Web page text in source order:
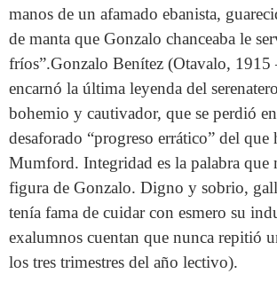
manos de un afamado ebanista,
de manta que Gonzalo chanceaba le
fríos”.Gonzalo Benítez (Otavalo,
encarnó la última leyenda del
bohemio y cautivador, que se perdió
desaforado “progreso errático” del que
Mumford. Integridad es la palabra que
figura de Gonzalo. Digno y sobrio,
tenía fama de cuidar con esmero su
exalumnos cuentan que nunca repitió
los tres trimestres del año lectivo).